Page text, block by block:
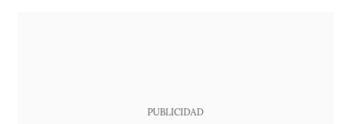
PUBLICIDAD